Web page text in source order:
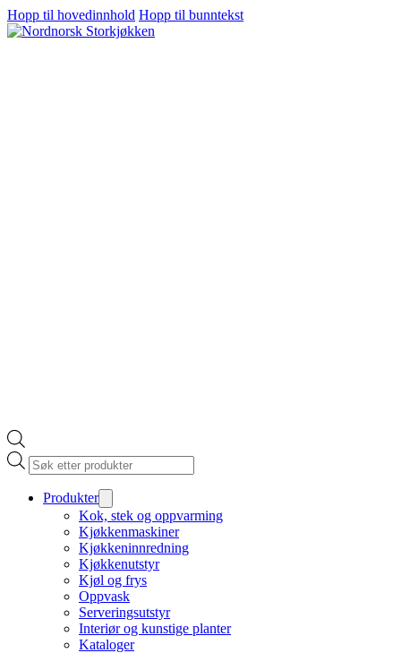
Hopp til hovedinnhold Hopp til bunntekst
Products
search
Produkter
Kok, stek og oppvarming
Kjøkkenmaskiner
Kjøkkeninnredning
Kjøkkenutstyr
Kjøl og frys
Oppvask
Serveringsutstyr
Interiør og kunstige planter
Kataloger